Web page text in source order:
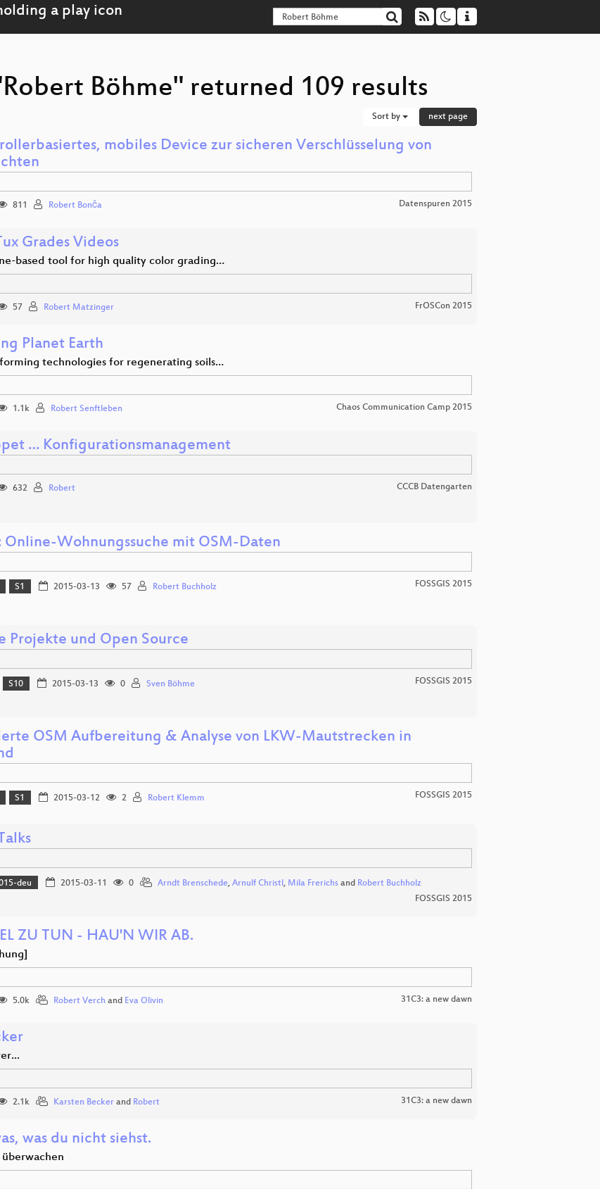
Böhme" returned 109 results
Sort by next page
mobiles Device zur sicheren Verschlüsselung von
811 Robert Bonča Datenspuren 2015
Grades Videos
based tool for high quality color grading…
57 Robert Matzinger FrOSCon 2015
Planet Earth
technologies for regenerating soils…
1.1k Robert Senftleben Chaos Communication Camp 2015
… Konfigurationsmanagement
632 Robert CCCB Datengarten
Online-Wohnungssuche mit OSM-Daten
S1 2015-03-13 57 Robert Buchholz FOSSGIS 2015
Projekte und Open Source
S10 2015-03-13 0 Sven Böhme FOSSGIS 2015
OSM Aufbereitung & Analyse von LKW-Mautstrecken in
S1 2015-03-12 2 Robert Klemm FOSSGIS 2015
deu 2015-03-11 0 Arndt Brenschede, Arnulf Christl , Mila Frerichsand Robert Buchholz
FOSSGIS 2015
ZU TUN - HAU'N WIR AB.
5.0k Robert Verch and Eva Olivin 31C3: a new dawn
2.1k Karsten Becker and Robert 31C3: a new dawn
was du nicht siehst.